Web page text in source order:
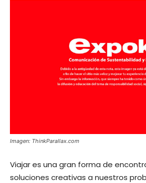
Imagen: ThinkParallax.com
Viajar es una gran forma de
soluciones creativas a nuestros